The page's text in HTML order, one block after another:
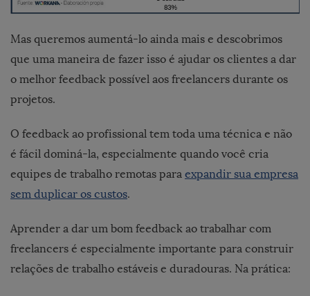
Mas queremos aumentá-lo ainda mais e descobrimos
que uma maneira de fazer isso é ajudar os clientes a dar
o melhor feedback possível aos freelancers durante os
projetos.
O feedback ao profissional tem toda uma técnica e não
é fácil dominá-la, especialmente quando você cria
equipes de trabalho remotas para expandir sua empresa
sem duplicar os custos.
Aprender a dar um bom feedback ao trabalhar com
freelancers é especialmente importante para construir
relações de trabalho estáveis e duradouras. Na prática: